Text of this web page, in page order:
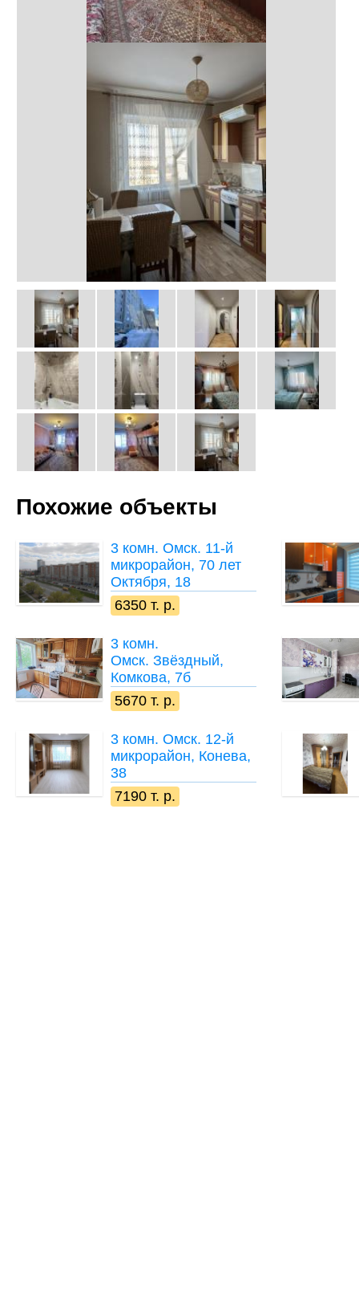
Похожие объекты
3 комн. Омск. 11-й
микрорайон, 70 лет
Октября, 18
6350 т. р.
3 комн.
Омск. Звёздный,
Комкова, 7б
5670 т. р.
3 комн. Омск. 12-й
микрорайон, Конева,
38
7190 т. р.